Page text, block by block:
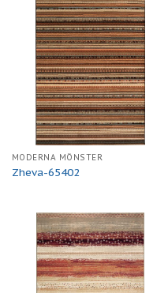
MODERNA MÖNSTER
Zheva-65402